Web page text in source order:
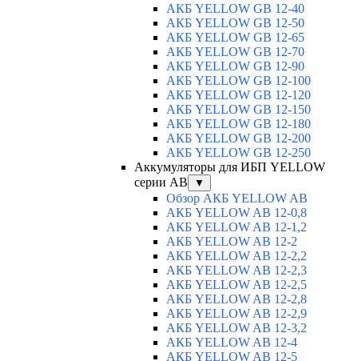
АКБ YELLOW GB 12-40
АКБ YELLOW GB 12-50
АКБ YELLOW GB 12-65
АКБ YELLOW GB 12-70
АКБ YELLOW GB 12-90
АКБ YELLOW GB 12-100
АКБ YELLOW GB 12-120
АКБ YELLOW GB 12-150
АКБ YELLOW GB 12-180
АКБ YELLOW GB 12-200
АКБ YELLOW GB 12-250
Аккумуляторы для ИБП YELLOW
серии AB
▼
Обзор АКБ YELLOW AB
АКБ YELLOW AB 12-0,8
АКБ YELLOW AB 12-1,2
АКБ YELLOW AB 12-2
АКБ YELLOW AB 12-2,2
АКБ YELLOW AB 12-2,3
АКБ YELLOW AB 12-2,5
АКБ YELLOW AB 12-2,8
АКБ YELLOW AB 12-2,9
АКБ YELLOW AB 12-3,2
АКБ YELLOW AB 12-4
АКБ YELLOW AB 12-5